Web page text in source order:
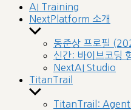
AI Training
NextPlatform 소개
Show
sub
menu
동준상 프로필
신간: 바이브코딩
NextAI Studio
TitanTrail
Show
sub
TitanTrail: